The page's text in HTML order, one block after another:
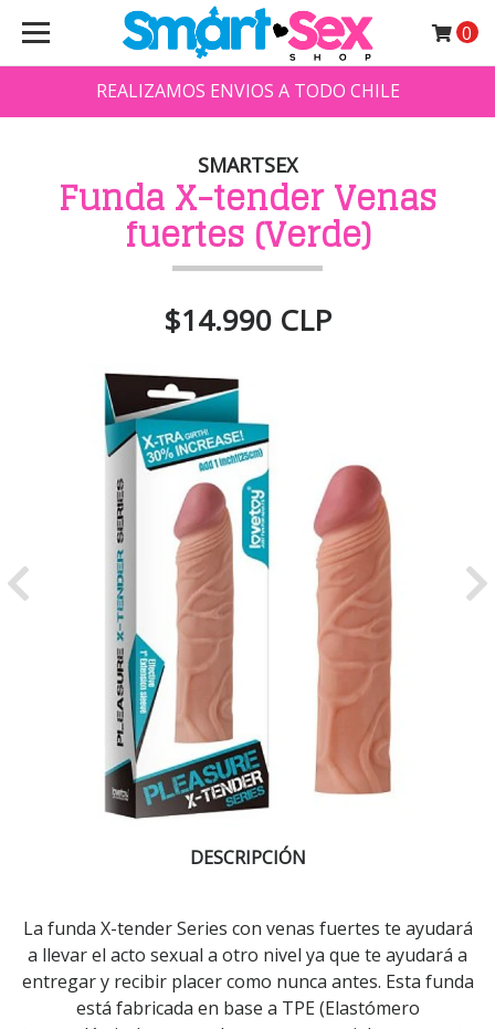
REALIZAMOS ENVIOS A TODO CHILE
0
SMARTSEX
Funda X-tender Venas
fuertes (Verde)
$14.990 CLP
Previous
DESCRIPCIÓN
La funda X-tender Series con venas fuertes te ayudará
a llevar el acto sexual a otro nivel ya que te ayudará a
entregar y recibir placer como nunca antes. Esta funda
está fabricada en base a TPE (Elastómero